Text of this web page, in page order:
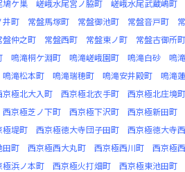
鳩ケ巣 嵯峨水尾宮ノ脇町 嵯峨水尾武蔵嶋町
井町 常盤馬塚町 常盤御池町 常盤音戸町
盤仲之町 常盤西町 常盤東ノ町 常盤古御所町
鳴滝桐ケ淵町 鳴滝嵯峨園町 鳴滝白砂 鳴
鳴滝松本町 鳴滝瑞穂町 鳴滝安井殿町 鳴滝
京極北大入町 西京極北衣手町 西京極北庄境町
西京極芝ノ下町 西京極下沢町 西京極新田町
極堤町 西京極徳大寺団子田町 西京極徳大寺
田町 西京極西大丸町 西京極西川町 西京極
極浜ノ本町 西京極火打畑町 西京極東池田町